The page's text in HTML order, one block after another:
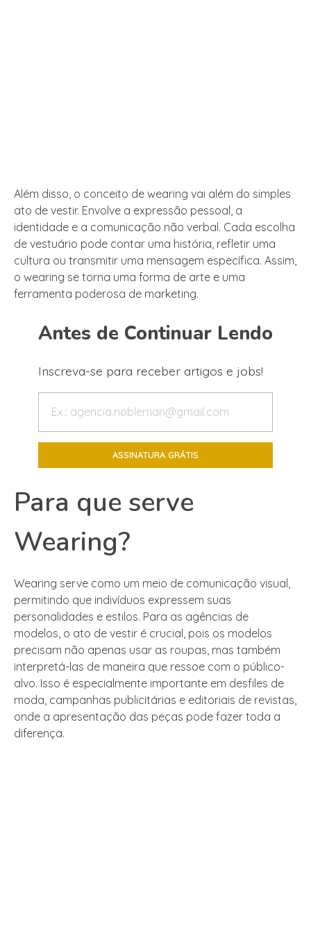
Além disso, o conceito de wearing vai além do simples
ato de vestir. Envolve a expressão pessoal, a
identidade e a comunicação não verbal. Cada escolha
de vestuário pode contar uma história, refletir uma
cultura ou transmitir uma mensagem específica. Assim,
o wearing se torna uma forma de arte e uma
ferramenta poderosa de marketing.
Antes de Continuar Lendo
Inscreva-se para receber artigos e jobs!
Para que serve
Wearing?
Wearing serve como um meio de comunicação visual,
permitindo que indivíduos expressem suas
personalidades e estilos. Para as agências de
modelos, o ato de vestir é crucial, pois os modelos
precisam não apenas usar as roupas, mas também
interpretá-las de maneira que ressoe com o público-
alvo. Isso é especialmente importante em desfiles de
moda, campanhas publicitárias e editoriais de revistas,
onde a apresentação das peças pode fazer toda a
diferença.